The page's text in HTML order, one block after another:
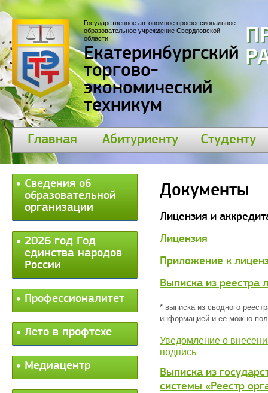
Государственное автономное профессиональное
образовательное учреждение Свердловской
области
Екатеринбургский
торгово-
экономический
техникум
Главная Абитуриенту Студенту
Сведения об
образовательной
организации
2026 год Год
единства народов
России
Профессионалитет
Лето в профтехе
Медиацентр
Документы
Лицензия и
Лицензия
Приложение к
Выписка из реестра
* выписка из сводного
информацией и её можно
Уведомление о
подпись
Выписка из
системы «Реестр